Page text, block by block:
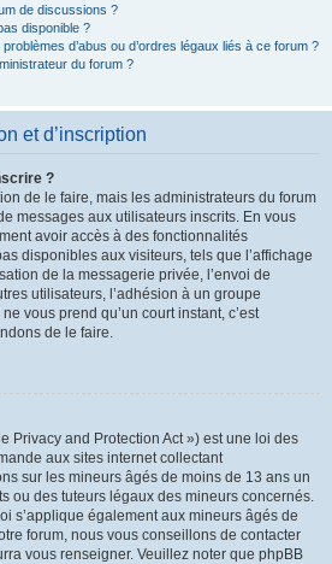
de discussions ?
disponible ?
d’abus ou d’ordres légaux liés à ce forum ?
du forum ?
et d’inscription
?
de le faire, mais les administrateurs du forum
messages aux utilisateurs inscrits. En vous
avoir accès à des fonctionnalités
disponibles aux visiteurs, tels que l’affichage
de la messagerie privée, l’envoi de
utilisateurs, l’adhésion à un groupe
vous prend qu’un court instant, c’est
de le faire.
Privacy and Protection Act ») est une loi des
aux sites internet collectant
sur les mineurs âgés de moins de 13 ans un
ou des tuteurs légaux des mineurs concernés.
s’applique également aux mineurs âgés de
forum, nous vous conseillons de contacter
vous renseigner. Veuillez noter que phpBB